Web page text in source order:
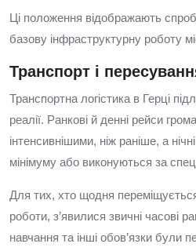
Ці положення відображають
базову інфраструктурну роботу
Транспорт і
Транспортна логістика в Герці
реалії. Ранкові й денні рейси
інтенсивнішими, ніж раніше, а
мінімуму або виконуються за
Для тих, хто щодня
роботи, з’явилися звичні часові
навчання та інші обов’язки були